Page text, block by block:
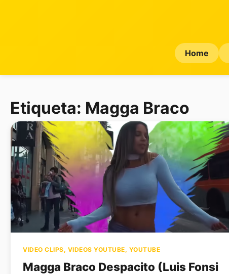
Home
Etiqueta: Magga Braco
VIDEO CLIPS, VIDEOS YOUTUBE, YOUTUBE
Magga Braco Despacito (Luis Fonsi